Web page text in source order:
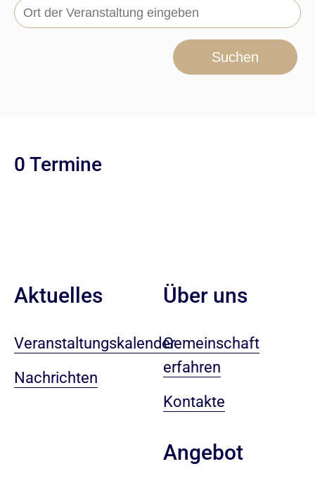
Suchen
0 Termine
Aktuelles
Veranstaltungskalender
Nachrichten
Über uns
Gemeinschaft
erfahren
Kontakte
Angebot